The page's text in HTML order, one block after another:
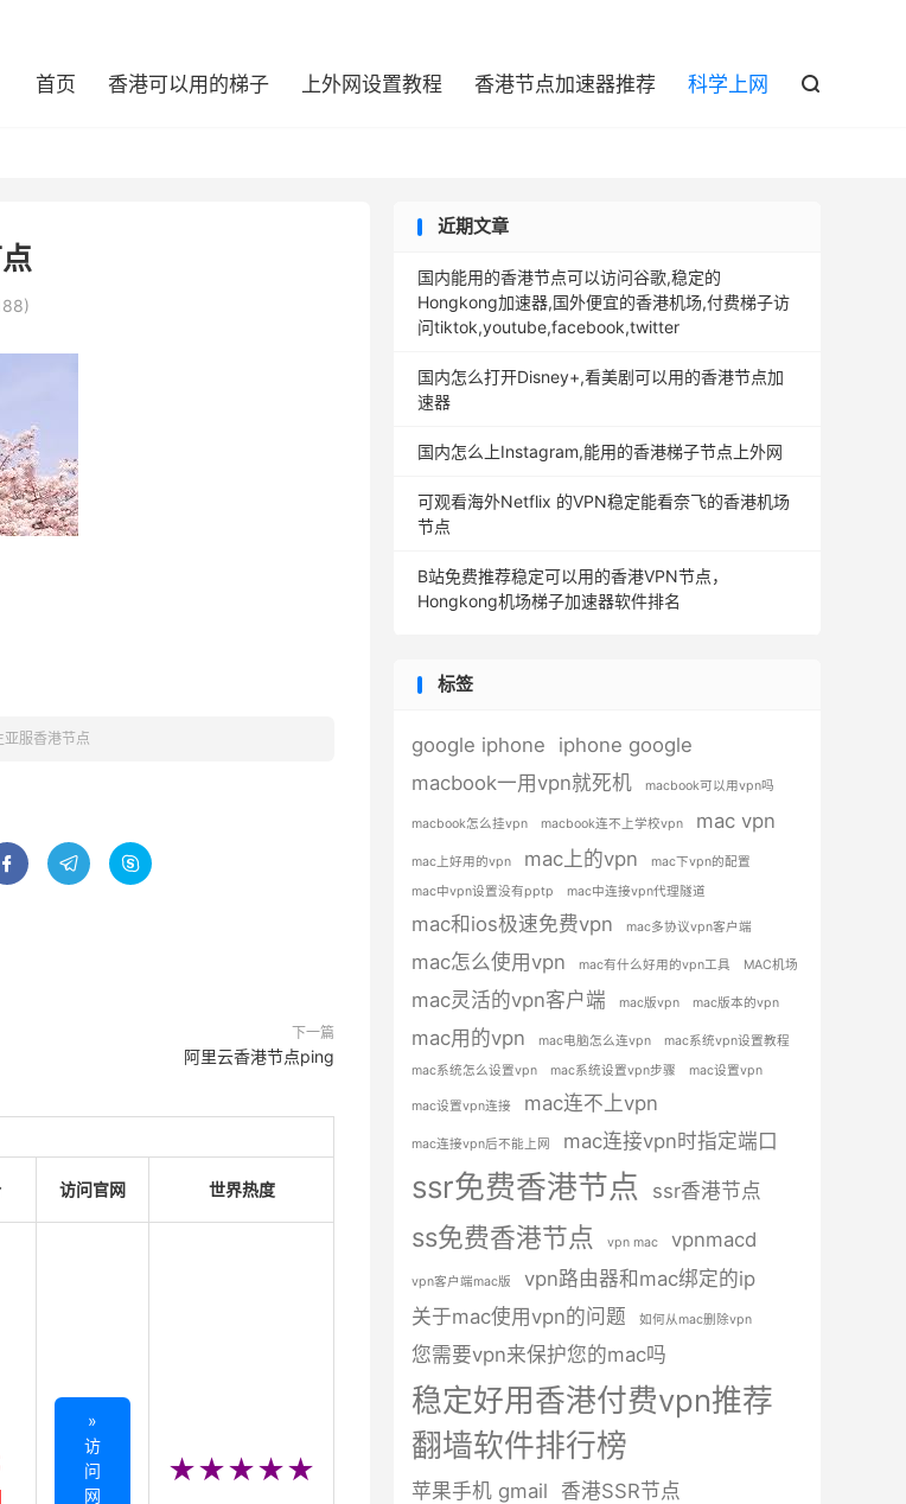
首页 香港可以用的梯子 上外网设置教程 香港节点加速器推荐 科学上网 
亚服香港节点
  
下一篇
阿里云香港节点ping
访问官网 世界热度
»
访
问
网
★★★★★
近期文章
国内能用的香港节点可以访问谷歌,稳定的
Hongkong加速器,国外便宜的香港机场,付费梯子访
问tiktok,youtube,facebook,twitter
国内怎么打开Disney+,看美剧可以用的香港节点加
速器
国内怎么上Instagram,能用的香港梯子节点上外网
可观看海外Netflix 的VPN稳定能看奈飞的香港机场
节点
B站免费推荐稳定可以用的香港VPN节点，
Hongkong机场梯子加速器软件排名
标签
google iphone
iphone google
macbook一用vpn就死机
macbook可以用vpn吗
macbook怎么挂vpn macbook连不上学校vpn mac vpn
mac上好用的vpn mac上的vpn
mac下vpn的配置
mac中vpn设置没有pptp
mac中连接vpn代理隧道
mac和ios极速免费vpn mac多协议vpn客户端
mac怎么使用vpn mac有什么好用的vpn工具 MAC机场
mac灵活的vpn客户端 mac版vpn mac版本的vpn
mac用的vpn mac电脑怎么连vpn
mac系统vpn设置教程
mac系统怎么设置vpn
mac系统设置vpn步骤 mac设置vpn
mac设置vpn连接 mac连不上vpn
mac连接vpn后不能上网 mac连接vpn时指定端口
ssr免费香港节点 ssr香港节点
ss免费香港节点 vpn mac vpnmacd
vpn客户端mac版
vpn路由器和mac绑定的ip
关于mac使用vpn的问题
如何从mac删除vpn
您需要vpn来保护您的mac吗
稳定好用香港付费vpn推荐
翻墙软件排行榜
苹果手机 gmail 香港SSR节点